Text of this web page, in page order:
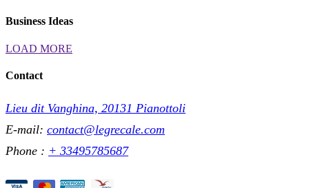
Business Ideas
LOAD MORE
Contact
Lieu dit Vanghina, 20131 Pianottoli
E-mail: contact@legrecale.com
Phone : + 33495785687